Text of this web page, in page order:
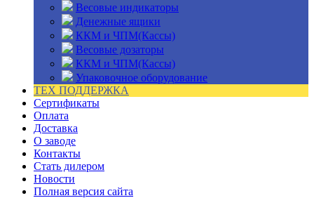
Весовые индикаторы
Денежные ящики
ККМ и ЧПМ(Кассы)
Весовые дозаторы
ККМ и ЧПМ(Кассы)
Упаковочное оборудование
ТЕХ ПОДДЕРЖКА
Сертификаты
Оплата
Доставка
О заводе
Контакты
Стать дилером
Новости
Полная версия сайта